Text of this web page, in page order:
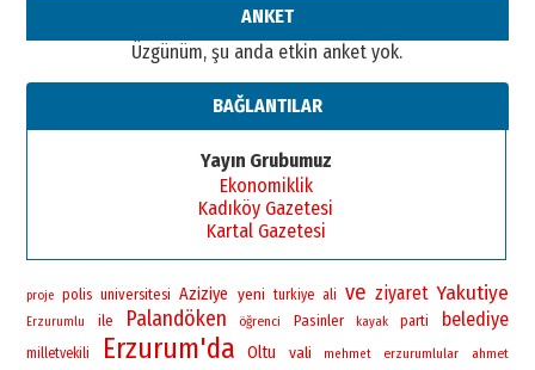
gönül adamı Faruk Terzioğlu!
Başkan Sekmen’den Erzurum’a
bir vizyon proje daha!
02 Ağustos 2026 Pazar
ANKET
Üzgünüm, şu anda etkin anket yok.
BAĞLANTILAR
Yayın Grubumuz
Ekonomiklik
Kadıköy Gazetesi
Kartal Gazetesi
proje polis universitesi Aziziye yeni turkiye ali ve ziyaret Yakutiye
Erzurumlu ile Palandöken öğrenci Pasinler kayak parti belediye
milletvekili Erzurum'da Oltu vali mehmet erzurumlular ahmet